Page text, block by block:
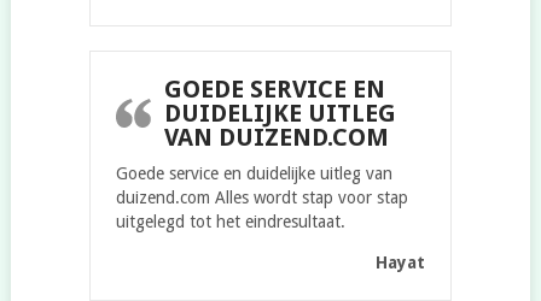
GOEDE SERVICE EN
DUIDELIJKE UITLEG
VAN DUIZEND.COM
Goede service en duidelijke uitleg van
duizend.com Alles wordt stap voor stap
uitgelegd tot het eindresultaat.
Hayat